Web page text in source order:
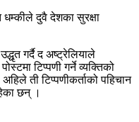
धम्कीले दुवै देशका सुरक्षा
गर्दै द अष्ट्रेलियाले
टिप्पणी गर्ने व्यक्तिको
ती टिप्पणीकर्ताको पहिचान
छन् ।